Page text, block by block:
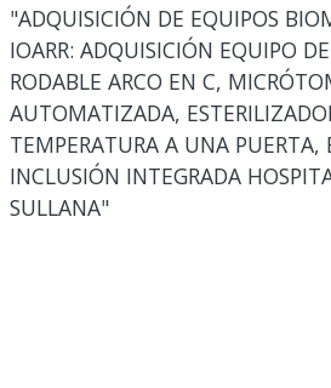
"ADQUISICIÓN DE EQUIPOS
IOARR: ADQUISICIÓN EQUIPO
RODABLE ARCO EN C,
AUTOMATIZADA,
TEMPERATURA A UNA PUERTA,
INCLUSIÓN INTEGRADA
SULLANA"